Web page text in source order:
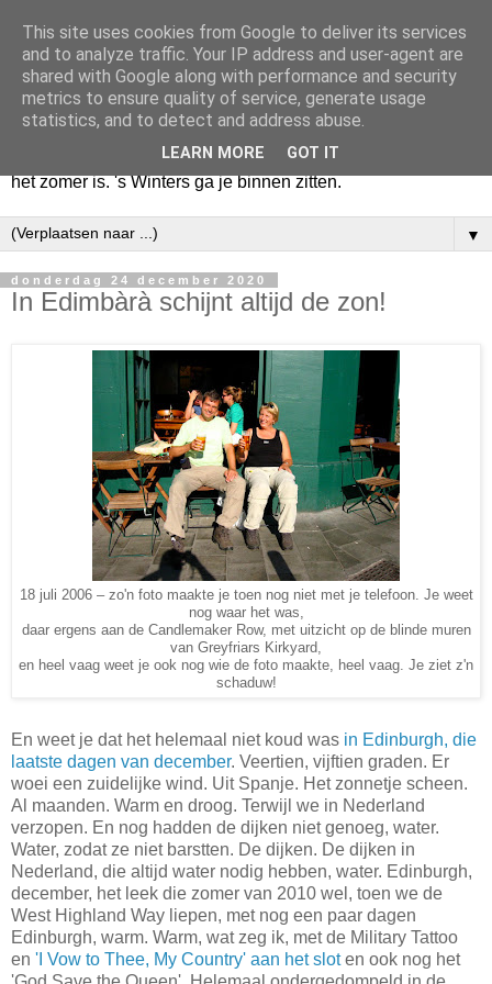
Huize Zeezicht
Als het lente is, lees ik een krant op een terras en drink een
latte uit een glas. Of om het even een boek met een
cappuccino of een dubbele espresso. Maar dat kan ook als
het zomer is. 's Winters ga je binnen zitten.
▼
donderdag 24 december 2020
In Edimbàrà schijnt altijd de zon!
18 juli 2006 – zo'n foto maakte je toen nog niet met je telefoon. Je weet
nog waar het was,
daar ergens aan de Candlemaker Row, met uitzicht op de blinde muren
van Greyfriars Kirkyard,
en heel vaag weet je ook nog wie de foto maakte, heel vaag. Je ziet z'n
schaduw!
En weet je dat het helemaal niet koud was in Edinburgh, die
laatste dagen van december. Veertien, vijftien graden. Er
woei een zuidelijke wind. Uit Spanje. Het zonnetje scheen.
Al maanden. Warm en droog. Terwijl we in Nederland
verzopen. En nog hadden de dijken niet genoeg, water.
Water, zodat ze niet barstten. De dijken. De dijken in
Nederland, die altijd water nodig hebben, water. Edinburgh,
december, het leek die zomer van 2010 wel, toen we de
West Highland Way liepen, met nog een paar dagen
Edinburgh, warm. Warm, wat zeg ik, met de Military Tattoo
en 'I Vow to Thee, My Country' aan het sloten ook nog het
This site uses cookies from Google to deliver its services
and to analyze traffic. Your IP address and user-agent are
shared with Google along with performance and security
metrics to ensure quality of service, generate usage
statistics, and to detect and address abuse.
LEARN MORE GOT IT